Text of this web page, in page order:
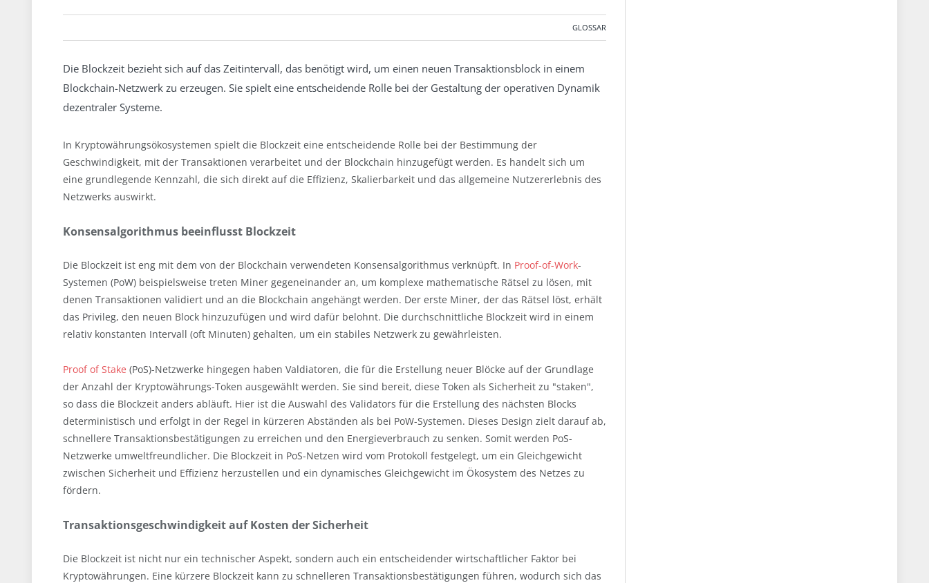
GLOSSAR
Die Blockzeit bezieht sich auf das Zeitintervall, das benötigt wird, um einen neuen Transaktionsblock in einem
Blockchain-Netzwerk zu erzeugen. Sie spielt eine entscheidende Rolle bei der Gestaltung der operativen Dynamik
dezentraler Systeme.
In Kryptowährungsökosystemen spielt die Blockzeit eine entscheidende Rolle bei der Bestimmung der
Geschwindigkeit, mit der Transaktionen verarbeitet und der Blockchain hinzugefügt werden. Es handelt sich um
eine grundlegende Kennzahl, die sich direkt auf die Effizienz, Skalierbarkeit und das allgemeine Nutzererlebnis des
Netzwerks auswirkt.
Konsensalgorithmus beeinflusst Blockzeit
Die Blockzeit ist eng mit dem von der Blockchain verwendeten Konsensalgorithmus verknüpft. In Proof-of-Work-
Systemen (PoW) beispielsweise treten Miner gegeneinander an, um komplexe mathematische Rätsel zu lösen, mit
denen Transaktionen validiert und an die Blockchain angehängt werden. Der erste Miner, der das Rätsel löst, erhält
das Privileg, den neuen Block hinzuzufügen und wird dafür belohnt. Die durchschnittliche Blockzeit wird in einem
relativ konstanten Intervall (oft Minuten) gehalten, um ein stabiles Netzwerk zu gewährleisten.
Proof of Stake (PoS)-Netzwerke hingegen haben Valdiatoren, die für die Erstellung neuer Blöcke auf der Grundlage
der Anzahl der Kryptowährungs-Token ausgewählt werden. Sie sind bereit, diese Token als Sicherheit zu "staken",
so dass die Blockzeit anders abläuft. Hier ist die Auswahl des Validators für die Erstellung des nächsten Blocks
deterministisch und erfolgt in der Regel in kürzeren Abständen als bei PoW-Systemen. Dieses Design zielt darauf ab,
schnellere Transaktionsbestätigungen zu erreichen und den Energieverbrauch zu senken. Somit werden PoS-
Netzwerke umweltfreundlicher. Die Blockzeit in PoS-Netzen wird vom Protokoll festgelegt, um ein Gleichgewicht
zwischen Sicherheit und Effizienz herzustellen und ein dynamisches Gleichgewicht im Ökosystem des Netzes zu
fördern.
Transaktionsgeschwindigkeit auf Kosten der Sicherheit
Die Blockzeit ist nicht nur ein technischer Aspekt, sondern auch ein entscheidender wirtschaftlicher Faktor bei
Kryptowährungen. Eine kürzere Blockzeit kann zu schnelleren Transaktionsbestätigungen führen, wodurch sich das